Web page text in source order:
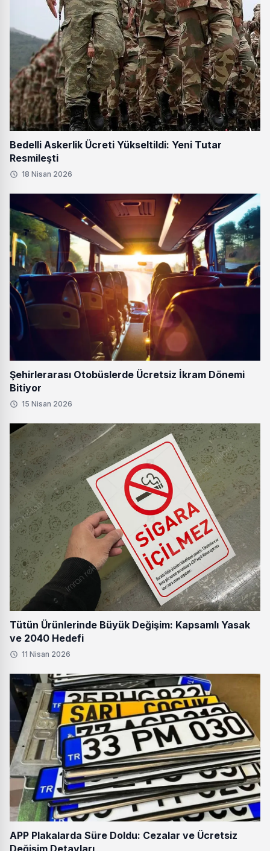
Bedelli Askerlik Ücreti Yükseltildi: Yeni Tutar
Resmileşti
18 Nisan 2026
Şehirlerarası Otobüslerde Ücretsiz İkram Dönemi
Bitiyor
15 Nisan 2026
Tütün Ürünlerinde Büyük Değişim: Kapsamlı Yasak
ve 2040 Hedefi
11 Nisan 2026
APP Plakalarda Süre Doldu: Cezalar ve Ücretsiz
Değişim Detayları